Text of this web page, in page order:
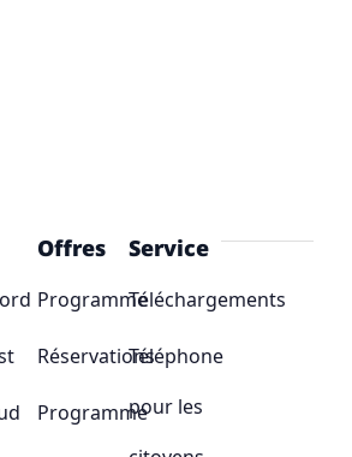
Offres
Programme
Réservations
Programme
Service
Téléchargements
Téléphone
pour les